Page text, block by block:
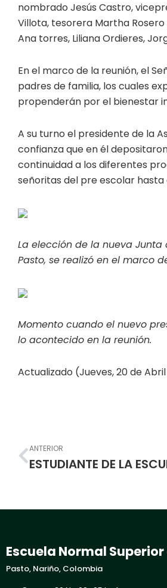
nombrado Jesús Castro,
Villota, tesorera Martha Rosero
Ana torres, Liliana Ordieres,
En el marco de la reunión, el
padres de familia, los cuales
propenderán por el bienestar
A su turno el presidente de la
confianza que en él
continuidad a los diferentes
señoritas del pre escolar
La elección de la nueva Junta
Pasto, se realizó en el marco
Momento cuando el nuevo
lo acontecido en la reunión.
Actualizado (Jueves, 20 de Abril
Prev
ANTERIOR
Escuela Normal
Pasto, Nariño, Colombia